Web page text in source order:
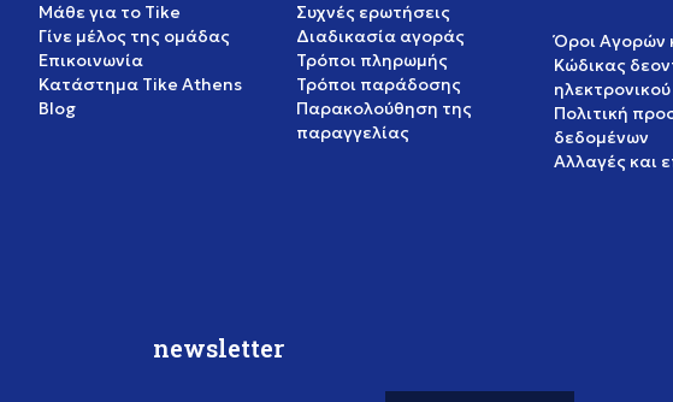
Μάθε για το Tike
Γίνε μέλος της ομάδας
Επικοινωνία
Κατάστημα Tike Athens
Blog
Συχνές ερωτήσεις
Διαδικασία αγοράς
Τρόποι πληρωμής
Τρόποι παράδοσης
Παρακολούθηση της
παραγγελίας
Όροι Αγορών
Κώδικας
Πολιτική
δεδομένων
Αλλαγές και
newsletter